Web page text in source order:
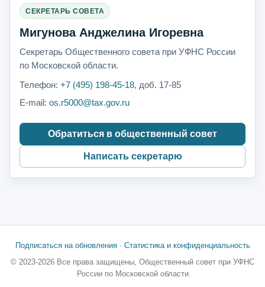
СЕКРЕТАРЬ СОВЕТА
Мигунова Анджелина Игоревна
Секретарь Общественного совета при УФНС России
по Московской области.
Телефон: +7 (495) 198-45-18, доб. 17-85
E-mail: os.r5000@tax.gov.ru
Обратиться в общественный совет
Написать секретарю
Подписаться на обновления· Статистика и конфиденциальность
© 2023-2026 Все права защищены, Общественный совет при УФНС
России по Московской области